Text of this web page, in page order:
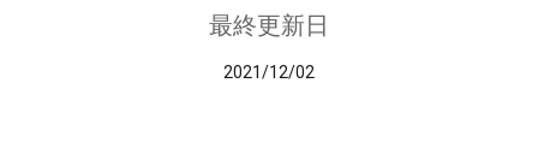
最終更新日
2021/12/02